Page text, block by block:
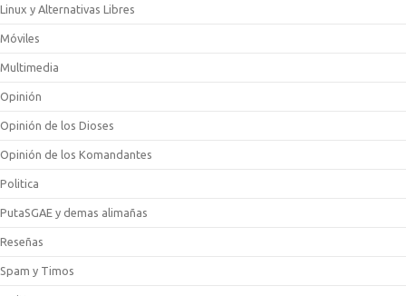
Linux y Alternativas Libres
Móviles
Multimedia
Opinión
Opinión de los Dioses
Opinión de los Komandantes
Politica
PutaSGAE y demas alimañas
Reseñas
Spam y Timos